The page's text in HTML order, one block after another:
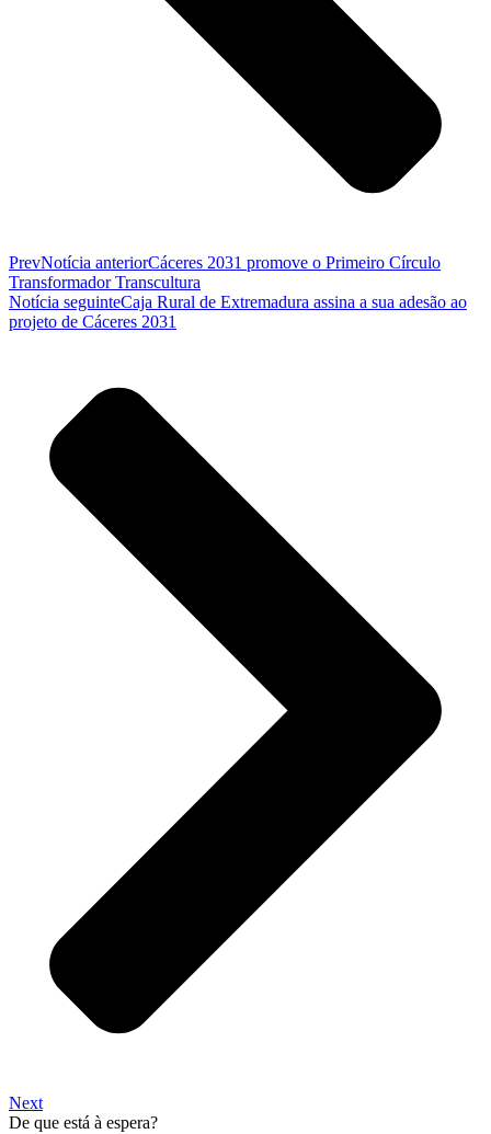
PrevNotícia anteriorCáceres 2031 promove o Primeiro Círculo
Transformador Transcultura
Notícia seguinteCaja Rural de Extremadura assina a sua adesão ao
projeto de Cáceres 2031
Next
De que está à espera?